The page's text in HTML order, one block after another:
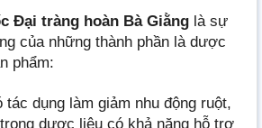
Đại tràng hoàn Bà Giằng là sự
của những thành phần là dược
phẩm:
dụng làm giảm nhu động ruột,
dược liệu có khả năng hỗ trợ